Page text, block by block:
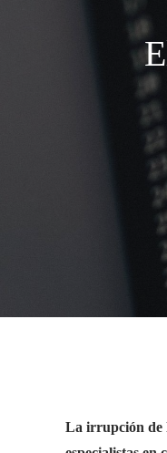
La irrupción de